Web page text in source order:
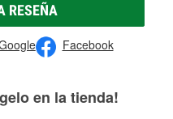
RESEÑA
Facebook
en la tienda!